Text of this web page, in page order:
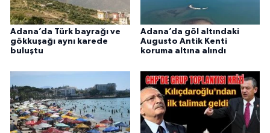
Adana’da Türk bayrağı ve
gökkuşağı aynı karede
buluştu
Adana’da göl altındaki
Augusto Antik Kenti
koruma altına alındı